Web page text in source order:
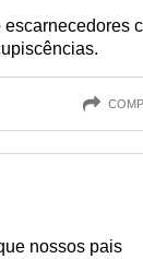
nossos pais